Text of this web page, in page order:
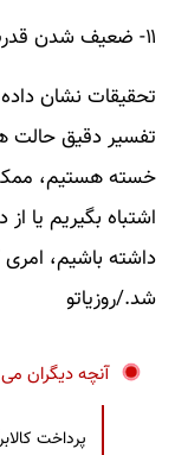
۱۱- ضعیف شدن قدرت تشخیص
تحقیقات نشان
تفسیر دقیق حالت
خسته هستیم،
اشتباه بگیریم یا
داشته باشیم،
شد./روزیاتو
آنچه دیگران